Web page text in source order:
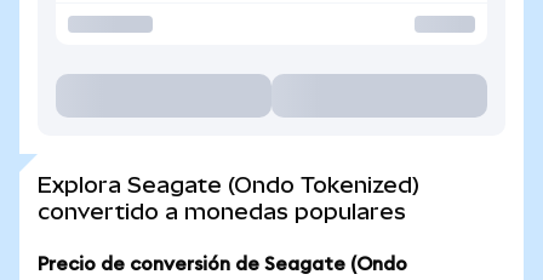
Explora Seagate (Ondo Tokenized)
convertido a monedas populares
Precio de conversión de Seagate (Ondo